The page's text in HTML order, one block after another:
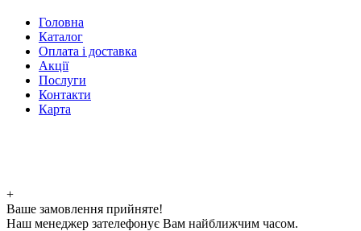
Головна
Каталог
Оплата і доставка
Акції
Послуги
Контакти
Карта
+
Ваше замовлення прийняте!
Наш менеджер зателефонує Вам найближчим часом.